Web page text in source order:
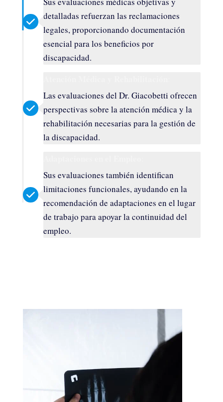
detalladas refuerzan las reclamaciones
legales, proporcionando documentación
esencial para los beneficios por
discapacidad.
Las evaluaciones del Dr. Giacobetti ofrecen
perspectivas sobre la atención médica y la
rehabilitación necesarias para la gestión de
la discapacidad.
Sus evaluaciones también identifican
limitaciones funcionales, ayudando en la
recomendación de adaptaciones en el lugar
de trabajo para apoyar la continuidad del
empleo.